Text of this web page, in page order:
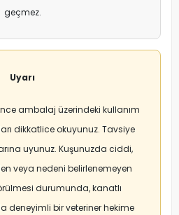
geçmez.
Uyarı
ambalaj üzerindeki kullanım
dikkatlice okuyunuz. Tavsiye
uyunuz. Kuşunuzda ciddi,
veya nedeni belirlenemeyen
durumunda, kanatlı
deneyimli bir veteriner hekime